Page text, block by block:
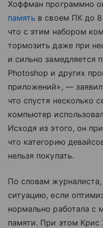
Хоффман программно
память в своем ПК до 8
что с этим набором
тормозить даже при
и сильно замедляется
Photoshop и других
приложений», —
что спустя несколько
компьютер
Исходя из этого, он
что категорию
нельзя покупать.
По словам
ситуацию, если
нормально работала
памяти. При этом Крис